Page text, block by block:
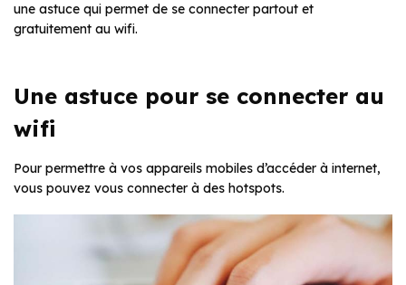
une astuce qui permet de se connecter partout et
gratuitement au wifi.
Une astuce pour se connecter au
wifi
Pour permettre à vos appareils mobiles d’accéder à internet,
vous pouvez vous connecter à des hotspots.